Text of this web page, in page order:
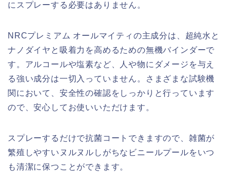
にスプレーする必要はありません。
NRCプレミアム オールマイティの主成分は、超純水と
ナノダイヤと吸着力を高めるための無機バインダーで
す。アルコールや塩素など、人や物にダメージを与え
る強い成分は一切入っていません。さまざまな試験機
関において、安全性の確認をしっかりと行っています
ので、安心してお使いいただけます。
スプレーするだけで抗菌コートできますので、雑菌が
繁殖しやすいヌルヌルしがちなビニールプールをいつ
も清潔に保つことができます。